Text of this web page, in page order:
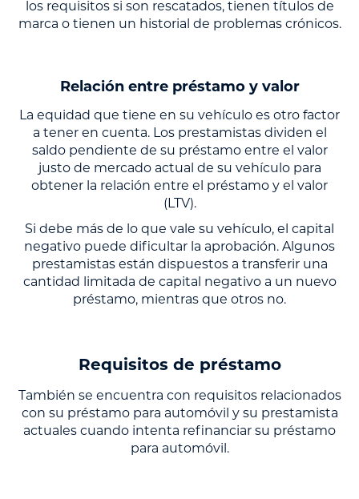
los requisitos si son rescatados, tienen títulos de
marca o tienen un historial de problemas crónicos.
Relación entre préstamo y valor
La equidad que tiene en su vehículo es otro factor
a tener en cuenta. Los prestamistas dividen el
saldo pendiente de su préstamo entre el valor
justo de mercado actual de su vehículo para
obtener la relación entre el préstamo y el valor
(LTV).
Si debe más de lo que vale su vehículo, el capital
negativo puede dificultar la aprobación. Algunos
prestamistas están dispuestos a transferir una
cantidad limitada de capital negativo a un nuevo
préstamo, mientras que otros no.
Requisitos de préstamo
También se encuentra con requisitos relacionados
con su préstamo para automóvil y su prestamista
actuales cuando intenta refinanciar su préstamo
para automóvil.